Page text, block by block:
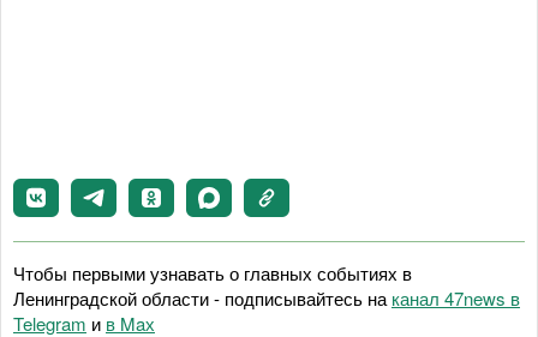
Чтобы первыми узнавать о главных событиях в
Ленинградской области - подписывайтесь на канал 47news в
Telegram и в Maх